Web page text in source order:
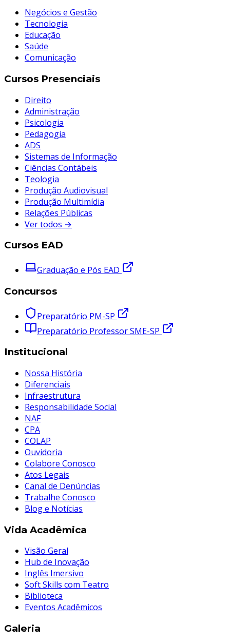
Negócios e Gestão
Tecnologia
Educação
Saúde
Comunicação
Cursos Presenciais
Direito
Administração
Psicologia
Pedagogia
ADS
Sistemas de Informação
Ciências Contábeis
Teologia
Produção Audiovisual
Produção Multimídia
Relações Públicas
Ver todos →
Cursos EAD
Graduação e Pós EAD
Concursos
Preparatório PM-SP
Preparatório Professor SME-SP
Institucional
Nossa História
Diferenciais
Infraestrutura
Responsabilidade Social
NAF
CPA
COLAP
Ouvidoria
Colabore Conosco
Atos Legais
Canal de Denúncias
Trabalhe Conosco
Blog e Notícias
Vida Acadêmica
Visão Geral
Hub de Inovação
Inglês Imersivo
Soft Skills com Teatro
Biblioteca
Eventos Acadêmicos
Galeria